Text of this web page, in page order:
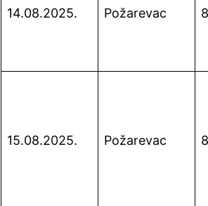
14.08.2025. Požarevac
15.08.2025. Požarevac